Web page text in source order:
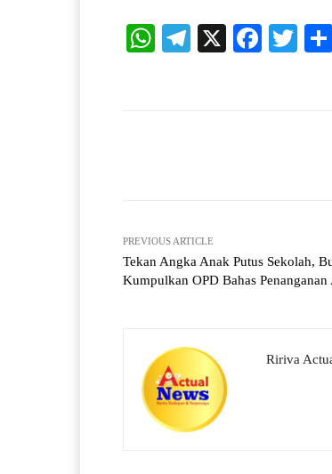
W
Te X
Fa
T
PREVIOUS ARTICLE
Tekan Angka Anak Putus Sekolah,
Kumpulkan OPD Bahas Penanganan
Ririva